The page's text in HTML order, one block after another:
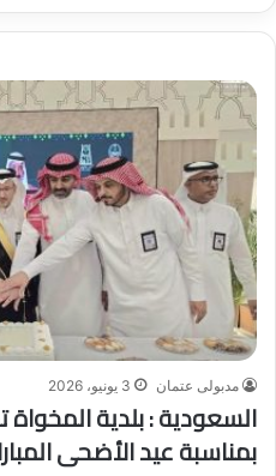
مدبولى عتمان 3 يونيو، 2026
السعودية : بلدية
بمناسبة عيد الأضحى